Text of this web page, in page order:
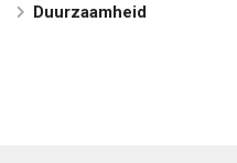
Duurzaamheid